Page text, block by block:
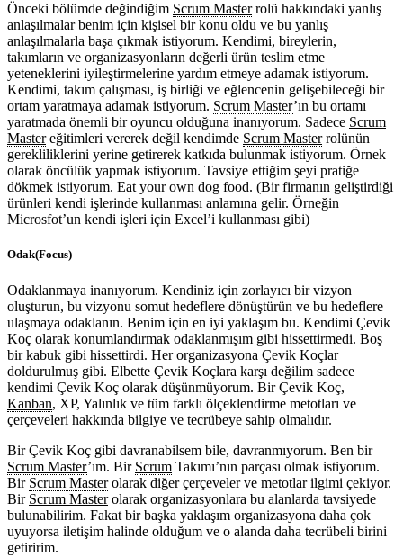
Önceki bölümde değindiğim Scrum Masterrolü hakkındaki yanlış
anlaşılmalar benim için kişisel bir konu oldu ve bu yanlış
anlaşılmalarla başa çıkmak istiyorum. Kendimi, bireylerin,
takımların ve organizasyonların değerli ürün teslim etme
yeteneklerini iyileştirmelerine yardım etmeye adamak istiyorum.
Kendimi, takım çalışması, iş birliği ve eğlencenin gelişebileceği bir
ortam yaratmaya adamak istiyorum. Scrum Master’ın bu ortamı
yaratmada önemli bir oyuncu olduğuna inanıyorum. Sadece Scrum
Mastereğitimleri vererek değil kendimde Scrum Masterrolünün
gerekliliklerini yerine getirerek katkıda bulunmak istiyorum. Örnek
olarak öncülük yapmak istiyorum. Tavsiye ettiğim şeyi pratiğe
dökmek istiyorum. Eat your own dog food. (Bir firmanın geliştirdiği
ürünleri kendi işlerinde kullanması anlamına gelir. Örneğin
Microsfot’un kendi işleri için Excel’i kullanması gibi)
Odak(Focus)
Odaklanmaya inanıyorum. Kendiniz için zorlayıcı bir vizyon
oluşturun, bu vizyonu somut hedeflere dönüştürün ve bu hedeflere
ulaşmaya odaklanın. Benim için en iyi yaklaşım bu. Kendimi Çevik
Koç olarak konumlandırmak odaklanmışım gibi hissettirmedi. Boş
bir kabuk gibi hissettirdi. Her organizasyona Çevik Koçlar
doldurulmuş gibi. Elbette Çevik Koçlara karşı değilim sadece
kendimi Çevik Koç olarak düşünmüyorum. Bir Çevik Koç,
Kanban, XP, Yalınlık ve tüm farklı ölçeklendirme metotları ve
çerçeveleri hakkında bilgiye ve tecrübeye sahip olmalıdır.
Bir Çevik Koç gibi davranabilsem bile, davranmıyorum. Ben bir
Scrum Master’ım. Bir Scrum Takımı’nın parçası olmak istiyorum.
Bir Scrum Masterolarak diğer çerçeveler ve metotlar ilgimi çekiyor.
Bir Scrum Masterolarak organizasyonlara bu alanlarda tavsiyede
bulunabilirim. Fakat bir başka yaklaşım organizasyona daha çok
uyuyorsa iletişim halinde olduğum ve o alanda daha tecrübeli birini
getiririm.